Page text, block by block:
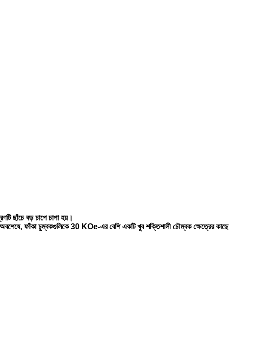
ছাঁচে বড় চাপে চাপা হয়।
ফাঁকা চুম্বকগুলিকে 30 KOe-এর বেশি একটি খুব শক্তিশালী চৌম্বক ক্ষেত্রের কাছে